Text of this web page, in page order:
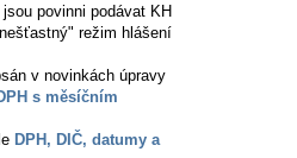
povinni podávat KH
režim hlášení
v novinkách úpravy
s měsíčním
DPH, DIČ, datumy a